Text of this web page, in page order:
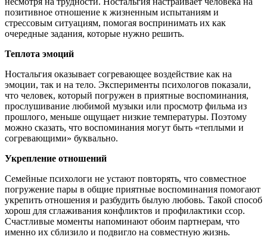
позитивное отношение к жизненным испытаниям и
стрессовым ситуациям, помогая воспринимать их как
очередные задания, которые нужно решить.
Теплота эмоций
Ностальгия оказывает согревающее воздействие как на
эмоции, так и на тело. Эксперименты психологов показали,
что человек, который погружен в приятные воспоминания,
прослушивание любимой музыки или просмотр фильма из
прошлого, меньше ощущает низкие температуры. Поэтому
можно сказать, что воспоминания могут быть «теплыми и
согревающими» буквально.
Укрепление отношений
Семейные психологи не устают повторять, что совместное
погружение пары в общие приятные воспоминания помогают
укрепить отношения и разбудить былую любовь. Такой способ
хорош для сглаживания конфликтов и профилактики ссор.
Счастливые моменты напоминают обоим партнерам, что
именно их сблизило и подвигло на совместную жизнь.